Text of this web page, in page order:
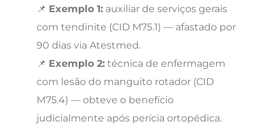
📌 Exemplo 1: auxiliar de serviços gerais
com tendinite (CID M75.1) — afastado por
90 dias via Atestmed.
📌 Exemplo 2: técnica de enfermagem
com lesão do manguito rotador (CID
M75.4) — obteve o benefício
judicialmente após perícia ortopédica.